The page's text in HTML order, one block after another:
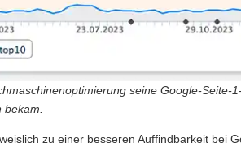
seine Google-Seite-
zu einer besseren Auffindbarkeit bei